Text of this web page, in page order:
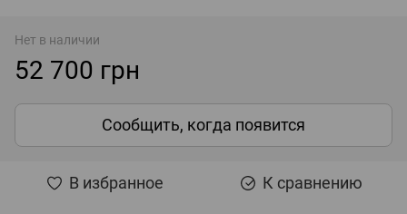
Нет в наличии
52 700 грн
Сообщить, когда появится
В избранное К сравнению